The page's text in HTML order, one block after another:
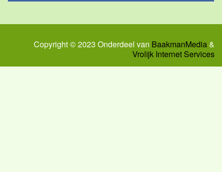
Copyright © 2023 Onderdeel van BaakmanMedia&
Vrolijk Internet Services